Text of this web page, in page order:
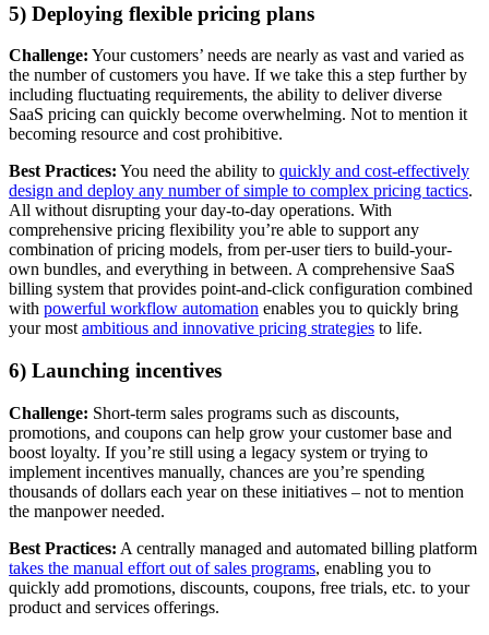
5) Deploying flexible pricing plans
Challenge: Your customers’ needs are nearly as vast and varied as
the number of customers you have. If we take this a step further by
including fluctuating requirements, the ability to deliver diverse
SaaS pricing can quickly become overwhelming. Not to mention it
becoming resource and cost prohibitive.
Best Practices: You need the ability to quickly and cost-effectively
design and deploy any number of simple to complex pricing tactics.
All without disrupting your day-to-day operations. With
comprehensive pricing flexibility you’re able to support any
combination of pricing models, from per-user tiers to build-your-
own bundles, and everything in between. A comprehensive SaaS
billing system that provides point-and-click configuration combined
with powerful workflow automation enables you to quickly bring
your most ambitious and innovative pricing strategies to life.
6) Launching incentives
Challenge: Short-term sales programs such as discounts,
promotions, and coupons can help grow your customer base and
boost loyalty. If you’re still using a legacy system or trying to
implement incentives manually, chances are you’re spending
thousands of dollars each year on these initiatives – not to mention
the manpower needed.
Best Practices: A centrally managed and automated billing platform
takes the manual effort out of sales programs, enabling you to
quickly add promotions, discounts, coupons, free trials, etc. to your
product and services offerings.